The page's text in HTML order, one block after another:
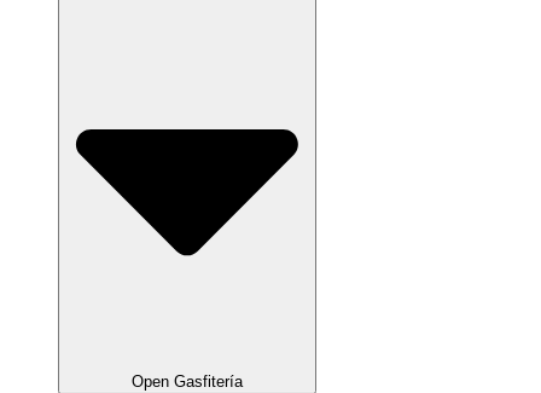
Open Gasfitería